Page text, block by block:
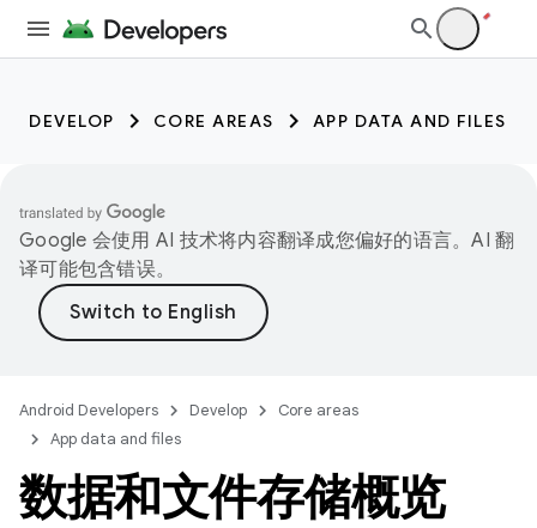
DEVELOP CORE AREAS APP DATA AND FILES
Google 会使用 AI 技术将内容翻译成您偏好的语言。AI 翻
译可能包含错误。
Android Developers Develop
Core areas
App data and files
数据和文件存储概览